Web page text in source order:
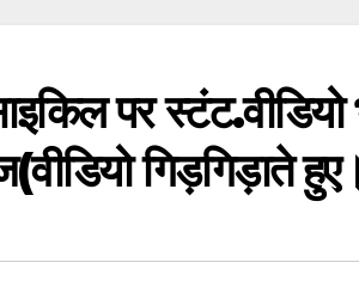
पर स्टंट.वीडियो
गिड़गिड़ाते